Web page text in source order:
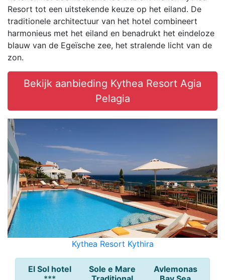
Resort tot een uitstekende keuze op het eiland. De
traditionele architectuur van het hotel combineert
harmonieus met het eiland en benadrukt het eindeloze
blauw van de Egeïsche zee, het stralende licht van de
zon.
Bekijk aanbieding Kythea Resort Agia
Pelagia
Kythea Resort Kythira